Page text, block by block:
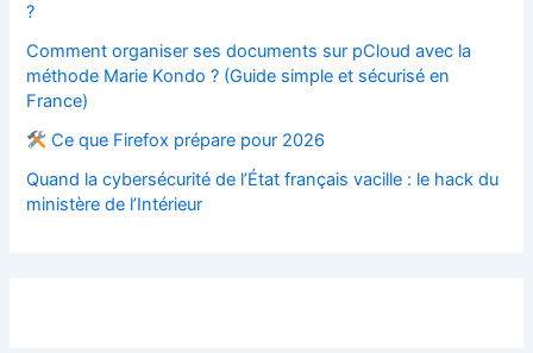
?
Comment organiser ses documents sur pCloud avec la
méthode Marie Kondo ? (Guide simple et sécurisé en
France)
Ce que Firefox prépare pour 2026
Quand la cybersécurité de l’État français vacille : le hack du
ministère de l’Intérieur